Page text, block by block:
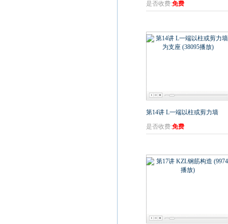
是否收费:免费
第14讲 L一端以柱或剪力墙
是否收费:免费